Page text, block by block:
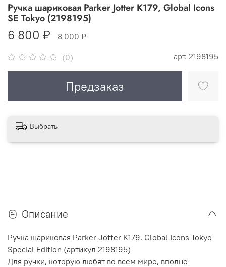
(0) арт. 2198195
Ручка шариковая Parker Jotter K179, Global Icons
SE Tokyo (2198195)
6 800 ₽ 8 000 ₽
Предзаказ
Выбрать
Описание
Ручка шариковая Parker Jotter K179, Global Icons Tokyo
Special Edition (артикул 2198195)
Для ручки, которую любят во всем мире, вполне